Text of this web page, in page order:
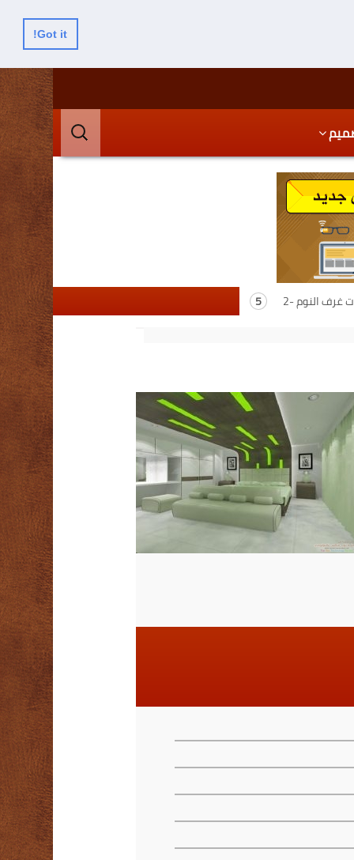
Got it!
البحث
عن:
غرف النوم -2